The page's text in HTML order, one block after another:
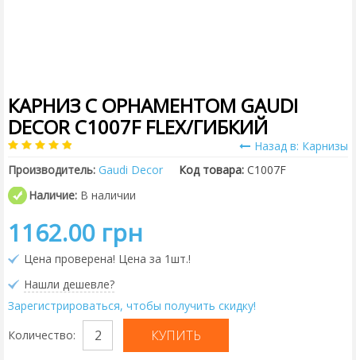
КАРНИЗ С ОРНАМЕНТОМ GAUDI
DECOR C1007F FLEX/ГИБКИЙ
Назад в: Карнизы
Производитель: Gaudi Decor Код товара: C1007F
Наличие: В наличии
1162.00 грн
Цена проверена! Цена за 1шт.!
Нашли дешевле?
Зарегистрироваться, чтобы получить скидку!
Количество: